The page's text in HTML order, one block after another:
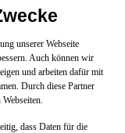
unserer Webseite
Auch können wir
und arbeiten dafür mit
Durch diese Partner
dass Daten für die